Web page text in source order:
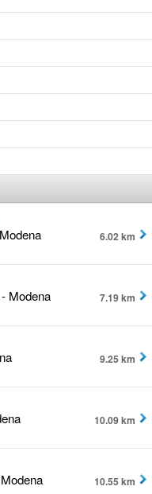
6.02 km
Modena
7.19 km
9.25 km
10.09 km
10.55 km